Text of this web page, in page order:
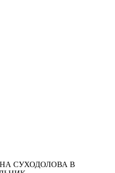
СУХОДОЛОВА В